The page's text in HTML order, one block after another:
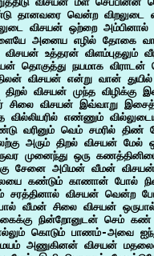
தானவரை வென்ற விறலுடை
விசயன் ஒற்றை
அனைய எழில் தோகை
விசயன் உத்தரன் விளம்புதலும்
தொகுத்து நயமாக விராடன்
விசயன் என்று வான்
திறல் விசயன் முந்த
சிலை விசயன் இவ்வாறு
வில்லியரில் எண்ணும்
வரினும் வெம் சமரில் திண்
அரும் திறல் விசயன்
முனைந்து ஒரு
சேனை அபிமன் வீமன்
கண்டும் காணான் போல்
சரத்தினால் விசயன் வென்ற
வீமன் சிலை விசயன்
நின்றோனுடன் செம்
கொடும் பாணம்-அவை
அணுகினன் விசயன்